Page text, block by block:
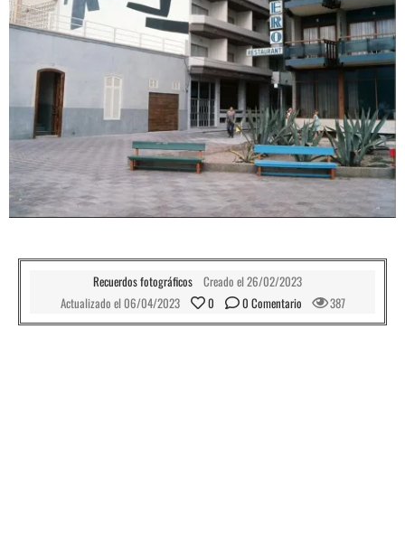
Recuerdos fotográficos Creado el26/02/2023
Actualizado el06/04/2023 0 0 Comentario 387